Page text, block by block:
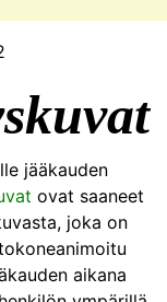
jääkauden
ovat saaneet
joka on
aikana